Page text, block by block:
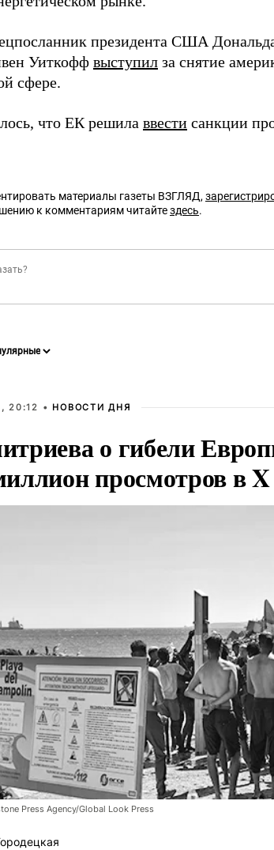
президента США
Уиткофф выступил за снятие
сфере.
что ЕК решила ввести санкции
материалы газеты ВЗГЛЯД,
к комментариям читайтездесь.
20:12 • НОВОСТИ ДНЯ
о гибели
просмотров в X
Press Agency/Global Look Press